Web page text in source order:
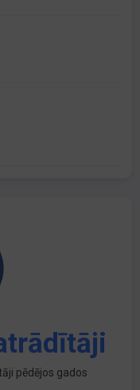
pēdējos gados